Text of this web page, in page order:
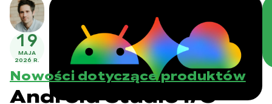
19
MAJA
2026 R.
Nowości dotyczące produktów
Android Studio I/O